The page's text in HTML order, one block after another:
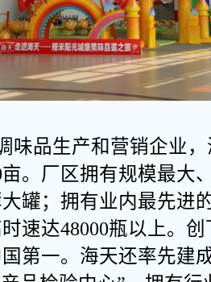
味品生产和营销企业
亩。厂区拥有规模最大
罐；拥有业内最先进
速达48000瓶以上。
第一。海天还率先建